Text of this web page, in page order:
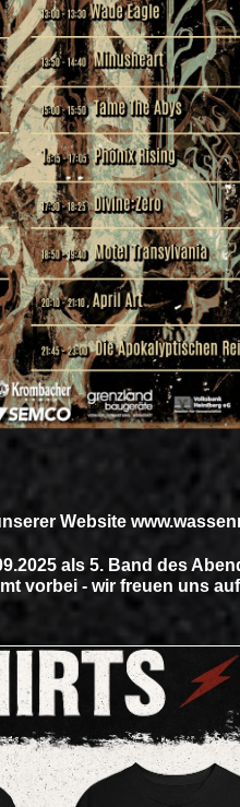
Website
als 5. Band des
vorbei - wir freuen uns